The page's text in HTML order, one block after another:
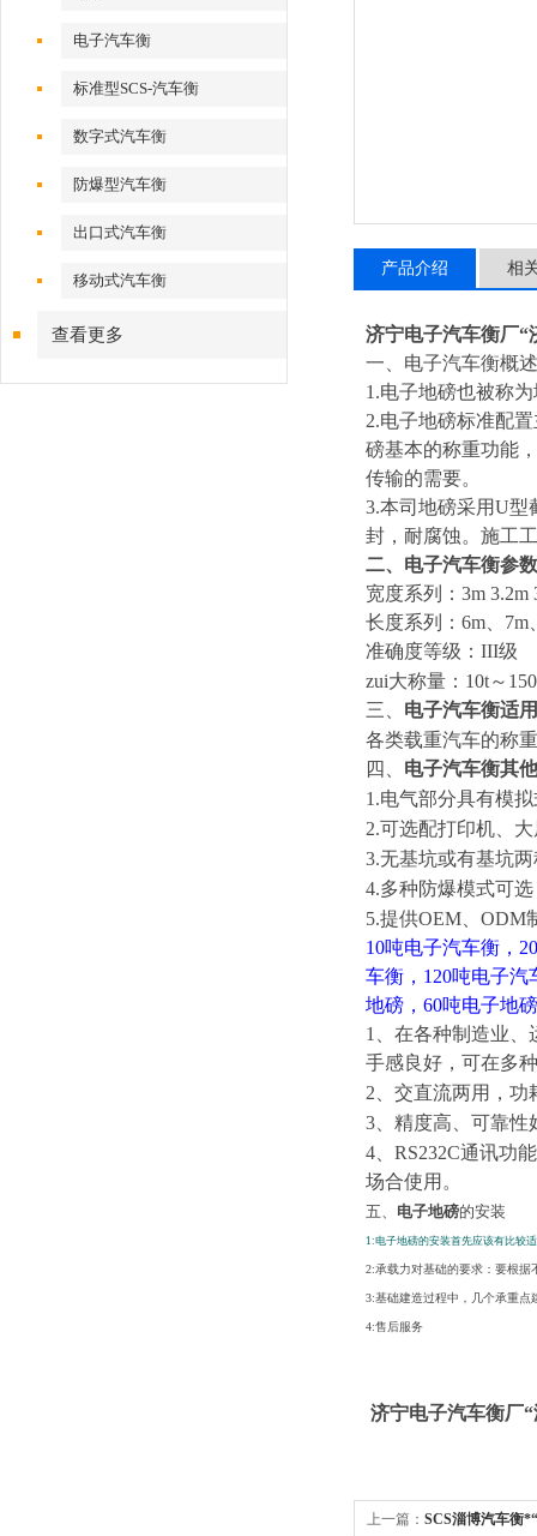
电子汽车衡
标准型SCS-汽车衡
数字式汽车衡
防爆型汽车衡
出口式汽车衡
移动式汽车衡
查看更多
产品介绍 相
济宁电子汽车衡厂“
一、 电子汽车衡概述
1.电子地磅也被称
2.电子地磅标准配
磅基本的称重功能
传输的需要。
3.本司地磅采用U型
封，耐腐蚀。施工
二、 电子汽车衡参
宽度系列： 3m 3.2m
长度系列： 6m 7m
准确度等级： III级
zui大称量： 10t～
三、 电子汽车衡适
各类载重汽车的称
四、 电子汽车衡其
1.电气部分具有模
2.可选配打印机、
3.无基坑或有基坑
4.多种防爆模式可选
5.提供OEM ODM
10吨电子汽车衡， 20
车衡， 120吨电子汽
地磅， 60吨电子地
1
、在各种制造业
手感良好，可在多
2 、交直流两用，
3 、精度高、可靠性
4
RS232C通讯功
场合使用。
五、 电子地磅的安装
1:电子地磅的安装首先应该有比较
2:承载力对基础的要求：要根据
3:基础建造过程中，几个承重点
4:售后服务
济宁电子汽车衡厂
上一篇： SCS淄博汽车衡